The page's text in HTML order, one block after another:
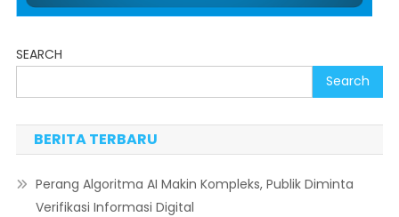
SEARCH
Search
BERITA TERBARU
Perang Algoritma AI Makin Kompleks, Publik Diminta
Verifikasi Informasi Digital